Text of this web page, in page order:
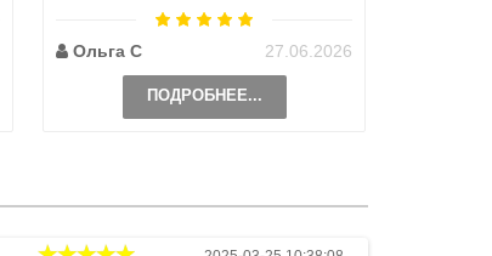
Ольга С 27.06.2026
ПОДРОБНЕЕ...